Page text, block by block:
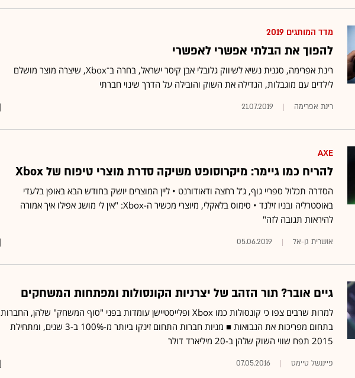
מדד המותגים 2019
להפוך את הבלתי אפשרי לאפשרי
רינת אפרימה, סגנית נשיא לשיווק גלובלי אבן קיסר ישראל, בחרה ב־Xbox, שיצרה מוצר מושלם
לילדים עם מוגבלות, הגדילה את השוק והובילה על הדרך שינוי חברתי
רינת אפרימה 21.07.2019
AXE
להריח כמו גיימר: מיקרוסופט משיקה סדרת מוצרי טיפוח של Xbox
הסדרה תכלול ספריי גוף, ג'ל רחצה ודאודורנט • ליין המוצרים יושק בחודש הבא באופן בלעדי
באוסטרליה ובניו זילנד • סימוס בלאקלי, מיוצרי מכשיר ה-Xbox: "אין לי מושג אפילו איך אמורה
להיראות תגובה לזה"
אושרית גן-אל 05.06.2019
גיים אובר? תור הזהב של יצרניות הקונסולות ומפתחות המשחקים
למרות שרבים צפו כי קונסולות כמו Xbox ופלייסטיישן עומדות בפני "סוף המשחק" שלהן, החברות
בתחום מפריכות את הנבואות ■ מניות חברות התחום זינקו ביותר מ-100% ב-3 שנים, ומתחילת
2015 תפח שווי השוק שלהן ב-20 מיליארד דולר
פייננשל טיימס 07.05.2016